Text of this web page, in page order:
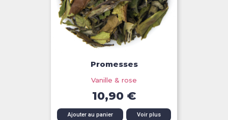
Promesses
Vanille & rose
10,90 €
Ajouter au panier Voir plus